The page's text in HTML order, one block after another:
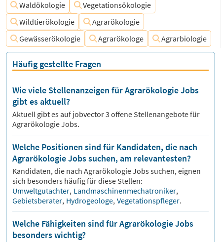
Waldökologie
Vegetationsökologie
Wildtierökologie
Agrarökologie
Gewässerökologie
Agrarökologe Agrarbiologie
Häufig gestellte Fragen
Wie viele Stellenanzeigen für Agrarökologie Jobs
gibt es aktuell?
Aktuell gibt es auf jobvector3 offene Stellenangebote für
Agrarökologie Jobs.
Welche Positionen sind für Kandidaten, die nach
Agrarökologie Jobs suchen, am relevantesten?
Kandidaten, die nach AgrarökologieJobs suchen, eignen
sich besonders häufig für diese Stellen:
Umweltgutachter, Landmaschinenmechatroniker,
Gebietsberater, Hydrogeologe, Vegetationspfleger.
Welche Fähigkeiten sind für Agrarökologie Jobs
besonders wichtig?